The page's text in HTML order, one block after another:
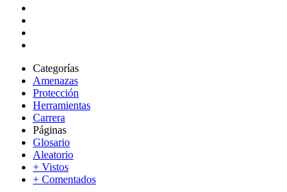
Categorías
Amenazas
Protección
Herramientas
Carrera
Páginas
Glosario
Aleatorio
+ Vistos
+ Comentados